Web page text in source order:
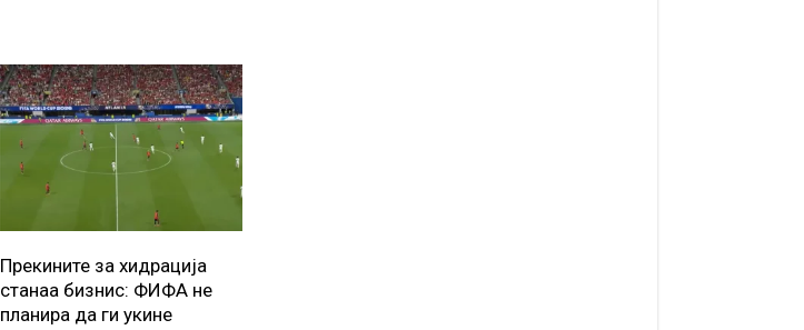
Прекините за хидрација
станаа бизнис: ФИФА не
планира да ги укине